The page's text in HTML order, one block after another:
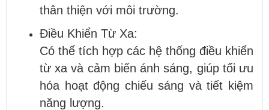
thân thiện với môi trường.
Điều Khiển Từ Xa:
Có thể tích hợp các hệ thống điều khiển
từ xa và cảm biến ánh sáng, giúp tối ưu
hóa hoạt động chiếu sáng và tiết kiệm
năng lượng.